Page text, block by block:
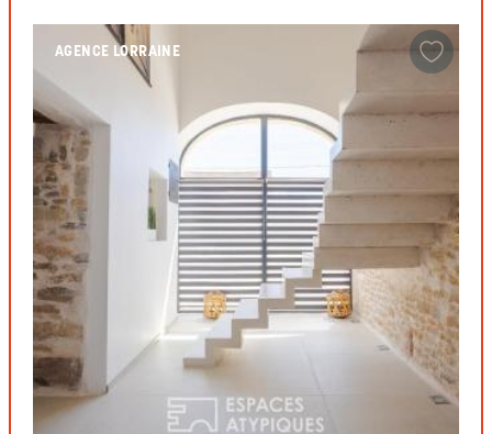
AGENCE LORRAINE